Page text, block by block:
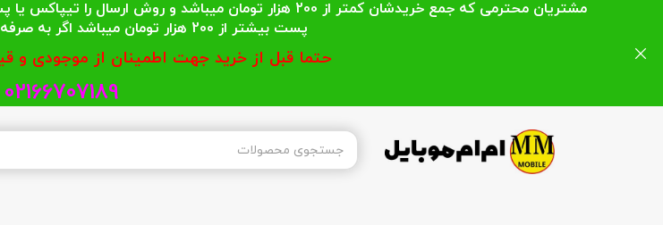
مشتریان محترمی که جمع خریدشان کمتر از 200 هزار تومان
پست بیشتر از 200 هزار تومان میباشد اگر به صرفه است خرید خود را انجام دهند.
حتما قبل از خرید جهت اطمینان از موجودی و
02166707189